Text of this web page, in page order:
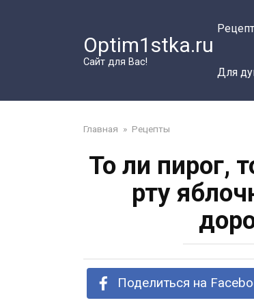
Optim1stka.ru
Сайт для Вас!
Для
Главная » Рецепты
То ли пирог,
рту
Поделиться на